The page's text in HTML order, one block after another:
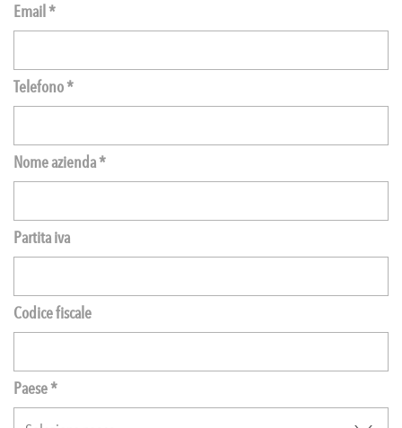
Email *
Telefono *
Nome azienda *
Partita iva
Codice fiscale
Paese *